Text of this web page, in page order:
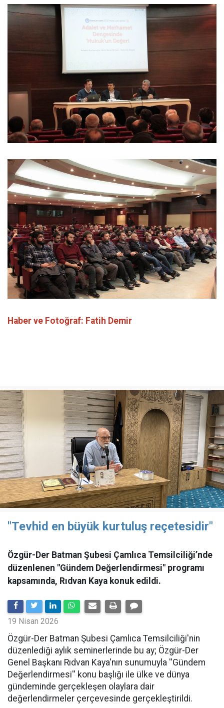
Haber ve Fotoğraf: Fatih Demir
"Tevhid en büyük kurtuluş reçetesidir"
Özgür-Der Batman Şubesi Çamlıca Temsilciliği’nde
düzenlenen "Gündem Değerlendirmesi" programı
kapsamında, Rıdvan Kaya konuk edildi.
19 Nisan 2026
​Özgür-Der Batman Şubesi Çamlıca Temsilciliği'nin
düzenlediği aylık seminerlerinde bu ay; Özgür-Der
Genel Başkanı Rıdvan Kaya'nın sunumuyla ''Gündem
Değerlendirmesi'' konu başlığı ile ülke ve dünya
gündeminde gerçekleşen olaylara dair
değerlendirmeler çerçevesinde gerçekleştirildi.